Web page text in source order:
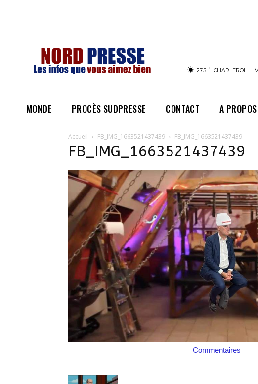
27.5 C CHARLEROI
MONDE PROCÈS SUDPRESSE CONTACT A PROPOS
Accueil FB_IMG_1663521437439 FB_IMG_1663521437439
FB_IMG_1663521437439
Commentaires